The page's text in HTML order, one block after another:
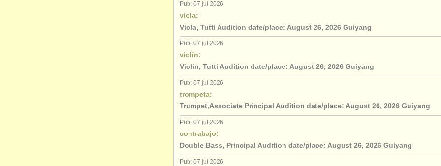
Pub: 07 jul 2026
viola:
Viola, Tutti Audition date/place: August 26, 2026 Guiyang
Pub: 07 jul 2026
violín:
Violin, Tutti Audition date/place: August 26, 2026 Guiyang
Pub: 07 jul 2026
trompeta:
Trumpet,Associate Principal Audition date/place: August 26, 2026 Guiyang
Pub: 07 jul 2026
contrabajo:
Double Bass, Principal Audition date/place: August 26, 2026 Guiyang
Pub: 07 jul 2026